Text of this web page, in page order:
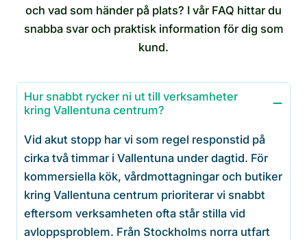
och vad som händer på plats? I vår FAQ hittar du
snabba svar och praktisk information för dig som
kund.
Hur snabbt rycker ni ut till verksamheter
kring Vallentuna centrum?
Vid akut stopp har vi som regel responstid på
cirka två timmar i Vallentuna under dagtid. För
kommersiella kök, vårdmottagningar och butiker
kring Vallentuna centrum prioriterar vi snabbt
eftersom verksamheten ofta står stilla vid
avloppsproblem. Från Stockholms norra utfart